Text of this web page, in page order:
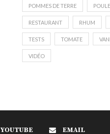
POMMES DE TERRE
RESTAURANT RHUM
TESTS TOMATE
VIDÉO
YOUTUBE EMAIL